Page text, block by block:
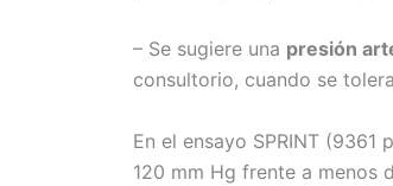
– Se sugiere una presión
consultorio, cuando se
En el ensayo SPRINT
120 mm Hg frente a menos